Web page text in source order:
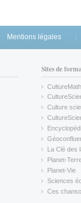
Mentions légales
Sites de
CultureMath
(link is
(link is
Culture
(link is
(link is
(link is
La Clé des
(link is
Planet-
(link is
Planet-Vie
(link is
Sciences
(link is
Ces